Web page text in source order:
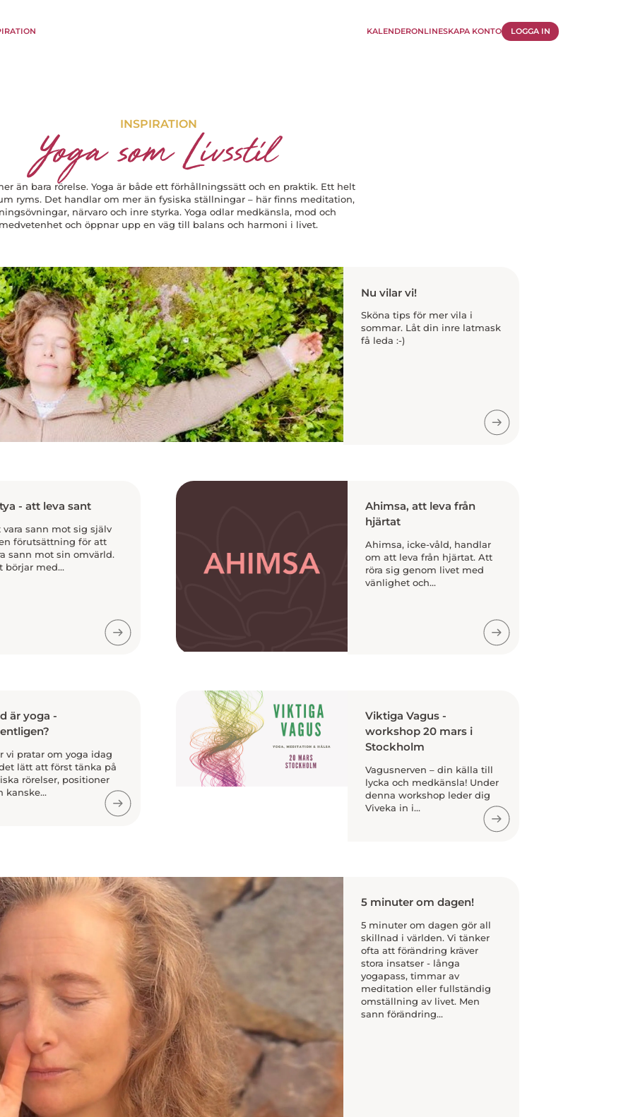
KALENDERONLINESKAPA KONTO LOGGA IN
INSPIRATION
Yoga som Livsstil
än bara rörelse. Yoga är både ett förhållningssätt och en praktik. Ett helt
ryms. Det handlar om mer än fysiska ställningar – här finns meditation,
närvaro och inre styrka. Yoga odlar medkänsla, mod och
och öppnar upp en väg till balans och harmoni i livet.
Nu vilar vi!
Sköna tips för mer vila i
sommar. Låt din inre latmask
få leda :-)
- att leva sant
vara sann mot sig själv
förutsättning för att
sann mot sin omvärld.
börjar med...
Ahimsa, att leva från
hjärtat
Ahimsa, icke-våld, handlar
om att leva från hjärtat. Att
röra sig genom livet med
vänlighet och...
är yoga -
vi pratar om yoga idag
lätt att först tänka på
rörelser, positioner
kanske...
Viktiga Vagus -
workshop 20 mars i
Stockholm
Vagusnerven – din källa till
lycka och medkänsla! Under
denna workshop leder dig
Viveka in i...
5 minuter om dagen!
5 minuter om dagen gör all
skillnad i världen. Vi tänker
ofta att förändring kräver
stora insatser - långa
yogapass, timmar av
meditation eller fullständig
omställning av livet. Men
sann förändring...